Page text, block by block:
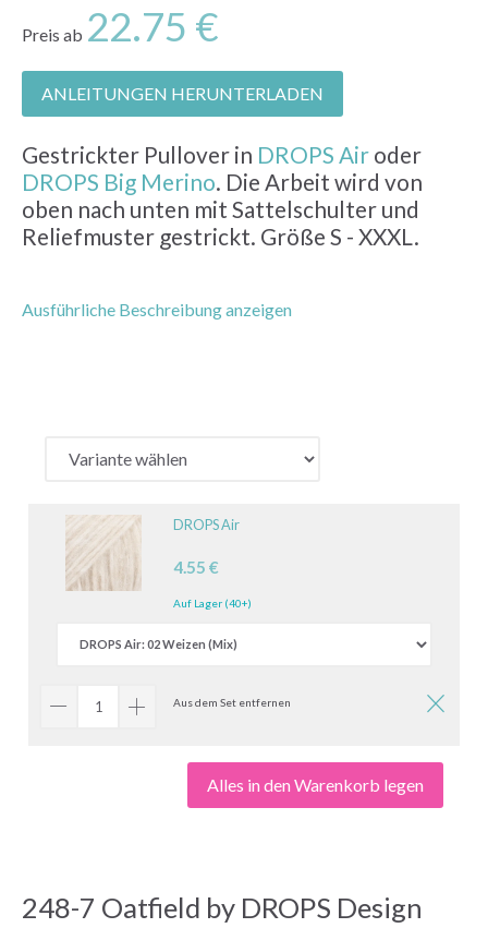
Preis ab 22.75 €
ANLEITUNGEN HERUNTERLADEN
Gestrickter Pullover in DROPS Air oder
DROPS Big Merino. Die Arbeit wird von
oben nach unten mit Sattelschulter und
Reliefmuster gestrickt. Größe S - XXXL.
Ausführliche Beschreibung anzeigen
DROPS Air
4.55 €
Auf Lager (40+)
Aus dem Set entfernen
Alles in den Warenkorb legen
248-7 Oatfield by DROPS Design